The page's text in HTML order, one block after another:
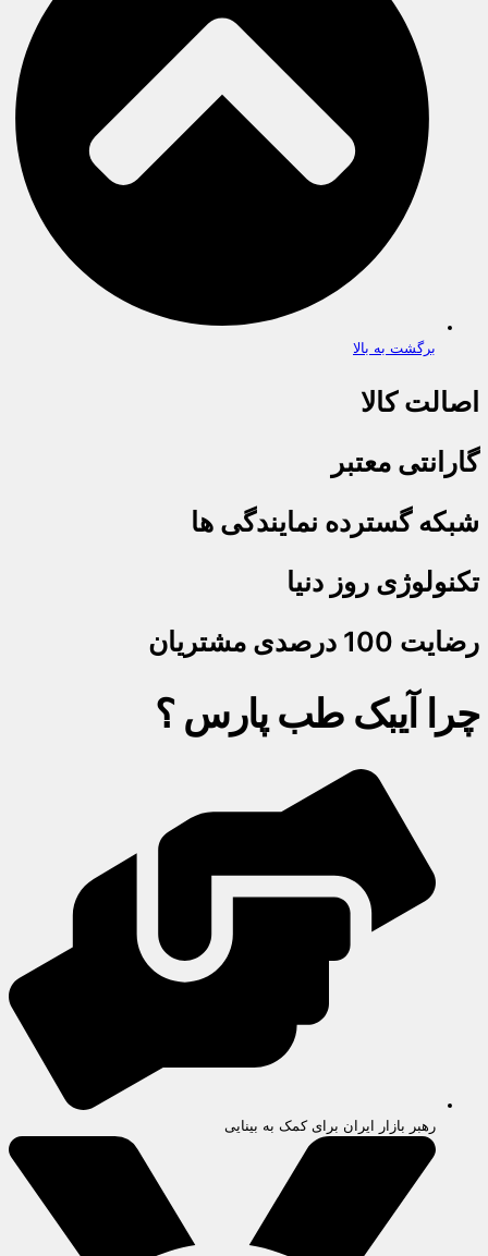
برگشت به بالا
اصالت کالا
گارانتی معتبر
شبکه گسترده نمایندگی ها
تکنولوژی روز دنیا
رضایت 100 درصدی مشتریان
چرا آیبک طب پارس ؟
رهبر بازار ایران برای کمک به بینایی